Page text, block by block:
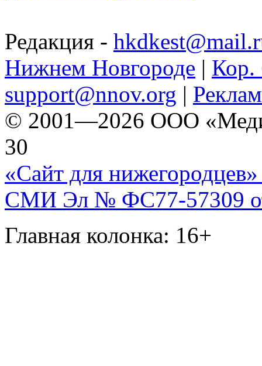
Редакция -
Нижнем Новгороде | Кор.
support@nnov.org |
© 2001—2026 ООО
30
«Сайт для нижегородцев»
СМИ Эл № ФС77-57309
Главная колонка: 16+